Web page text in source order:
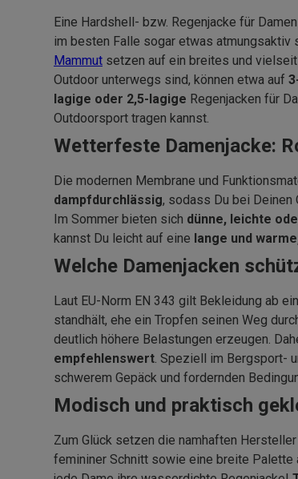
Eine Hardshell- bzw. Regenjacke für
im besten Falle sogar etwas atmungsaktiv
Mammut setzen auf ein breites und
Outdoor unterwegs sind, können etwa auf
lagige oder 2,5-lagige Regenjacken für
Outdoorsport tragen kannst.
Wetterfeste Damenjacke:
Die modernen Membrane und
dampfdurchlässig, sodass Du bei Deinen
Im Sommer bieten sich dünne, leichte
kannst Du leicht auf eine lange und
Welche Damenjacken
Laut EU-Norm EN 343 gilt Bekleidung ab
standhält, ehe ein Tropfen seinen Weg
deutlich höhere Belastungen erzeugen.
empfehlenswert. Speziell im Bergsport-
schwerem Gepäck und fordernden
Modisch und praktisch
Zum Glück setzen die namhaften
femininer Schnitt sowie eine breite Palette